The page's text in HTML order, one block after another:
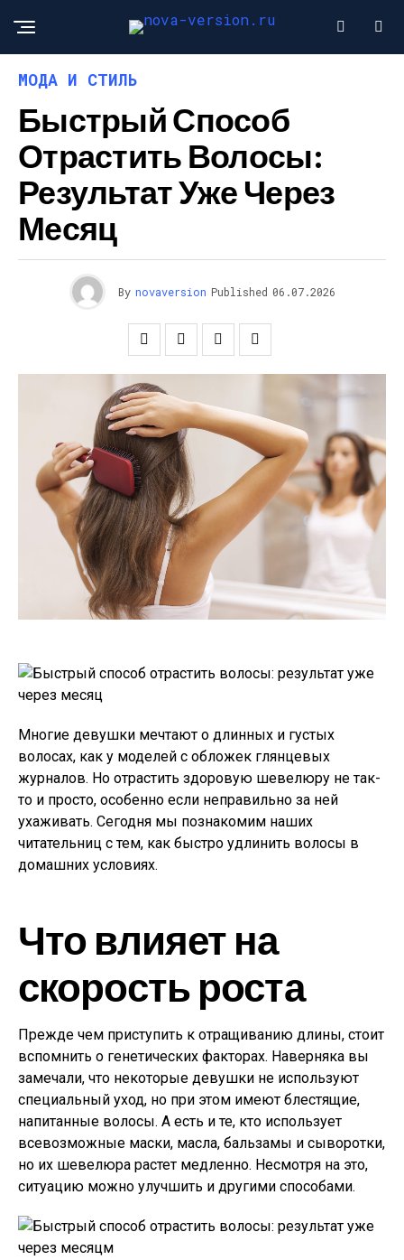
МОДА И СТИЛЬ
Быстрый Способ
Отрастить Волосы:
Результат Уже Через
Месяц
By novaversion Published 06.07.2026
Многие девушки мечтают о длинных и густых
волосах, как у моделей с обложек глянцевых
журналов. Но отрастить здоровую шевелюру не так-
то и просто, особенно если неправильно за ней
ухаживать. Сегодня мы познакомим наших
читательниц с тем, как быстро удлинить волосы в
домашних условиях.
Что влияет на
скорость роста
Прежде чем приступить к отращиванию длины, стоит
вспомнить о генетических факторах. Наверняка вы
замечали, что некоторые девушки не используют
специальный уход, но при этом имеют блестящие,
напитанные волосы. А есть и те, кто использует
всевозможные маски, масла, бальзамы и сыворотки,
но их шевелюра растет медленно. Несмотря на это,
ситуацию можно улучшить и другими способами.